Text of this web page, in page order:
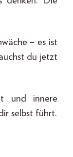
– es ist
du jetzt
und innere
selbst führt.